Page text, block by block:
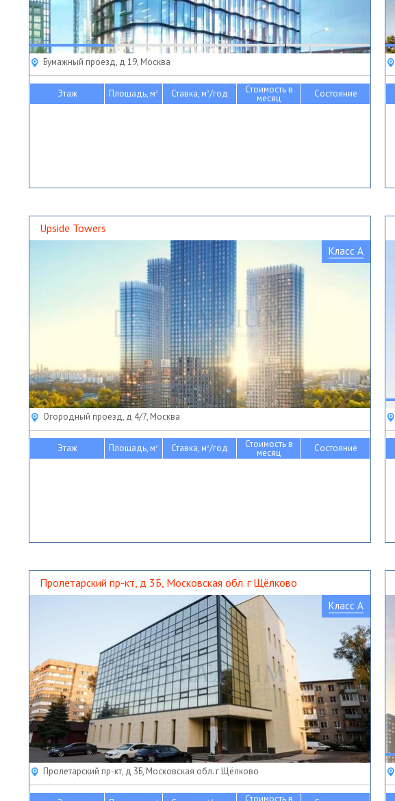
Бумажный проезд, д 19, Москва
Этаж Площадь, м2 Ставка, м2/год Стоимость в
месяц Состояние
Upside Towers
Класс A
Огородный проезд, д 4/7, Москва
Этаж Площадь, м2 Ставка, м2/год Стоимость в
месяц Состояние
Пролетарский пр-кт, д 3Б, Московская обл. г Щёлково
Класс A
Пролетарский пр-кт, д 3Б, Московская обл. г Щёлково
Стоимость в